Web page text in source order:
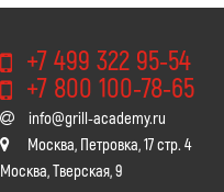
+7 499 322 95-54
+7 800 100-78-65
info@grill-academy.ru
Москва, Петровка, 17 стр. 4
Москва, Тверская, 9